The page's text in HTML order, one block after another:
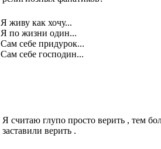
Я живу как хочу...
Я по жизни один...
Сам себе придурок...
Сам себе господин...
Я считаю глупо просто верить , тем
заставили верить .